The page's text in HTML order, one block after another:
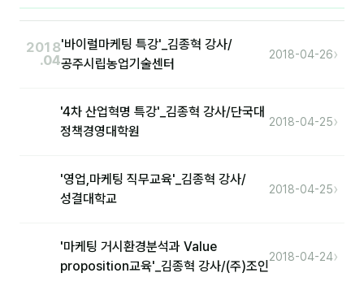
이인우
임아라
2018
.04
'바이럴마케팅 특강'_김종혁 강사/
공주시립농업기술센터
2018-04-26›
'4차 산업혁명 특강'_김종혁 강사/단국대
정책경영대학원
2018-04-25›
'영업,마케팅 직무교육'_김종혁 강사/
성결대학교
2018-04-25›
'마케팅 거시환경분석과 Value
proposition교육'_김종혁 강사/(주)조인
2018-04-24›